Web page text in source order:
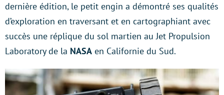
dernière édition, le petit engin a démontré ses qualités
d’exploration en traversant et en cartographiant avec
succès une réplique du sol martien au Jet Propulsion
Laboratory de la NASA en Californie du Sud.